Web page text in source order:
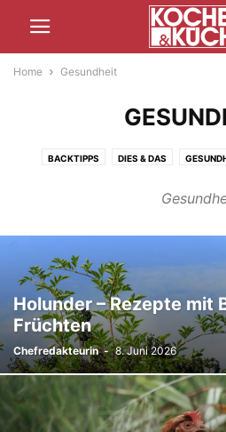
Home Gesundheit
BACKTIPPS DIES & DAS
Holunder – Rezepte mit
Früchten
Chefredakteurin - 8. Juni 2026